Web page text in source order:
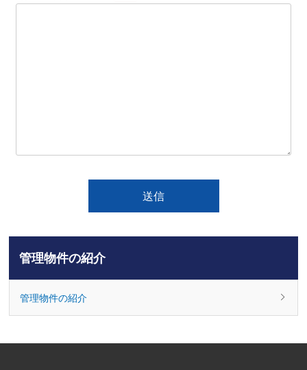
管理物件の紹介
管理物件の紹介